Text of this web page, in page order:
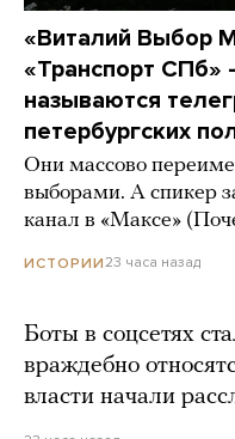
«Виталий Выбор
«Транспорт СПб»
называются
петербургских
Они массово
выборами. А спикер
канал в «Максе»
ИСТОРИИ23 часа назад
Боты в соцсетях
враждебно
власти начали